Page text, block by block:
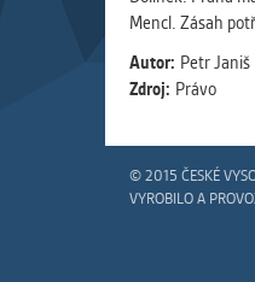
Mencl. Zásah
Autor: Petr Janiš
Zdroj: Právo
© 2015 ČESKÉ
VYROBILO A